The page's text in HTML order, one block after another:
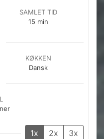
SAMLET TID
15minutter
min
KØKKEN
Dansk
1x 2x 3x